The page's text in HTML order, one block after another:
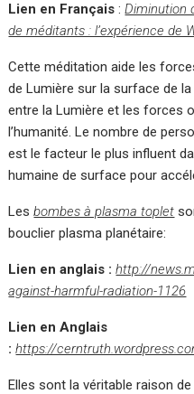
Lien en Français :Diminution
de méditants : l’expérience de
Cette méditation aide les
de Lumière sur la surface de
entre la Lumière et les forces
l’humanité. Le nombre de
est le facteur le plus influent
humaine de surface pour
Lesbombes à plasma toplet
bouclier plasma planétaire:
Lien en anglais : http://
against-harmful-radiation-1126
Lien en Anglais
: https://
Elles sont la véritable raison